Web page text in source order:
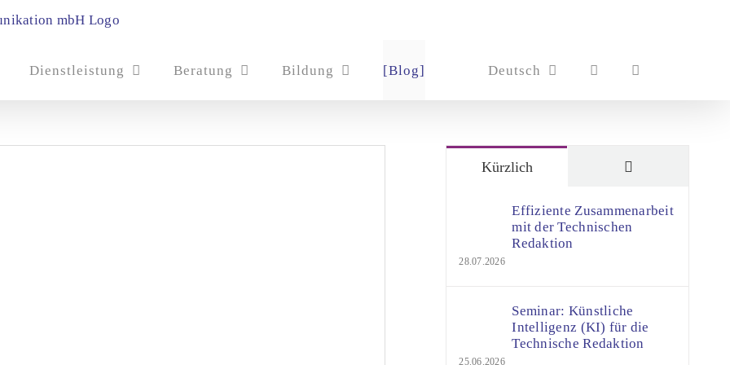
Dienstleistung Beratung Bildung [Blog] Deutsch
Kürzlich
Effiziente Zusammenarbeit
mit der Technischen
Redaktion
28.07.2026
Seminar: Künstliche
Intelligenz (KI) für die
Technische Redaktion
25.06.2026